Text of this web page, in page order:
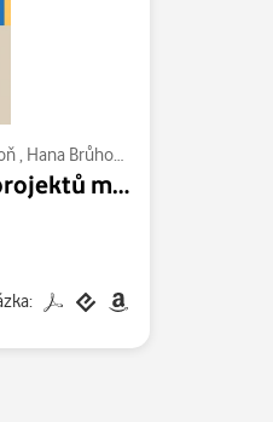
, Hana Brůhová-Foltýnová
Hodnocení plánů a projektů mobility